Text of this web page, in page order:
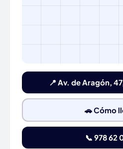
📍 Av. de Aragón,
🚗 Cómo
📞 978 62